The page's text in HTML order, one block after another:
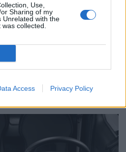
Use,
Sharing of my
Unrelated with the
collected.
Access Privacy Policy
τιμόνι, αλλά εμφανίζει
σχετικά με το σύστημα
Ami είναι προφανώς
ανάγκες ενός